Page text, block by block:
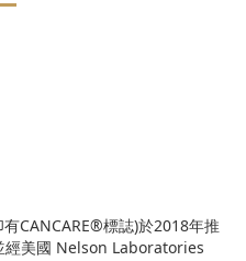
CANCARE®標誌)於2018年推
經美國 Nelson Laboratories